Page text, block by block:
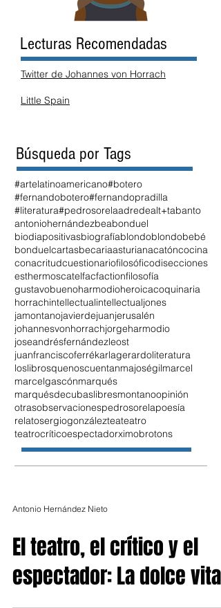
Twitter de Johannes von Horrach
Little Spain
Lecturas Recomendadas
Búsqueda por Tags
#artelatinoamericano#botero
#fernandobotero#fernandopradilla
#literatura#pedrosorelaadredealt+tabanto
antoniohernándezbeabonduel
biodiapositivasbiografíablondoblondobebé
bonduelcartasbecariaasturianacatóncocina
conacritudcuestionariofilosóficodisecciones
esthermoscatelfacfactionfilosofía
gustavobuenoharmodioheroicacoquinaria
horrachintellectualintellectualjones
jamontanojavierdejuanjerusalén
johannesvonhorrachjorgeharmodio
joseandrésfernándezleost
juanfranciscoferrékarlagerardoliteratura
loslibrosquenoscuentanmajoségilmarcel
marcelgascónmarqués
marquésdecubaslibresmontanoopinión
otrasobservacionespedrosorelapoesía
relatosergiogonzálezteateatro
teatrocríticoespectadorximobrotons
Antonio Hernández Nieto
El teatro, el crítico y el
espectador: La dolce vita